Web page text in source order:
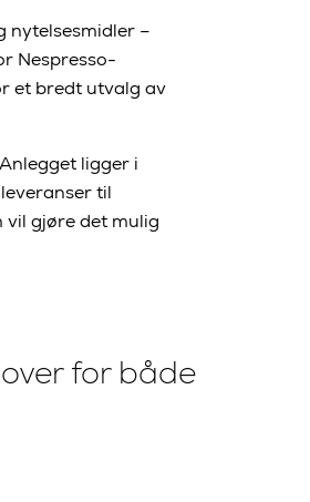
nytelsesmidler –
Nespresso-
et bredt utvalg av
ligger i
til
vil gjøre det mulig
for både